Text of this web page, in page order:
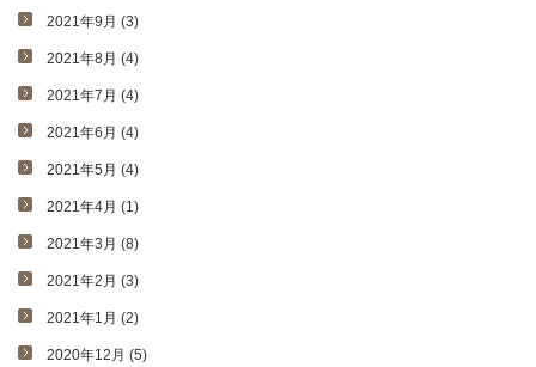
2021年9月 (3)
2021年8月 (4)
2021年7月 (4)
2021年6月 (4)
2021年5月 (4)
2021年4月 (1)
2021年3月 (8)
2021年2月 (3)
2021年1月 (2)
2020年12月 (5)